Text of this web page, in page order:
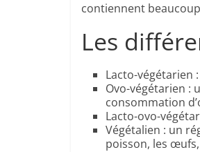
contiennent
Les
Lacto-végétarien
Ovo-végétarien :
consommation
Lacto-ovo-
Végétalien : un
poisson, les